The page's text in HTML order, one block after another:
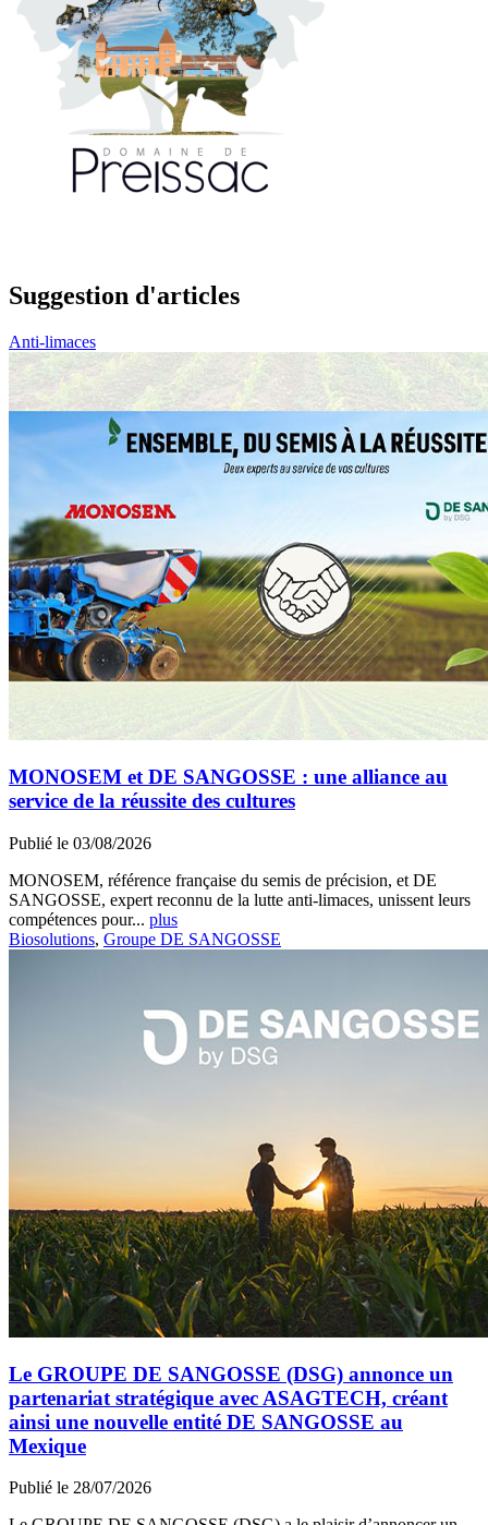
Suggestion d'articles
Anti-limaces
MONOSEM et DE SANGOSSE : une alliance au
service de la réussite des cultures
Publié le 03/08/2026
MONOSEM, référence française du semis de précision, et DE
SANGOSSE, expert reconnu de la lutte anti-limaces, unissent leurs
compétences pour... plus
Biosolutions, Groupe DE SANGOSSE
Le GROUPE DE SANGOSSE (DSG) annonce un
partenariat stratégique avec ASAGTECH, créant
ainsi une nouvelle entité DE SANGOSSE au
Mexique
Publié le 28/07/2026